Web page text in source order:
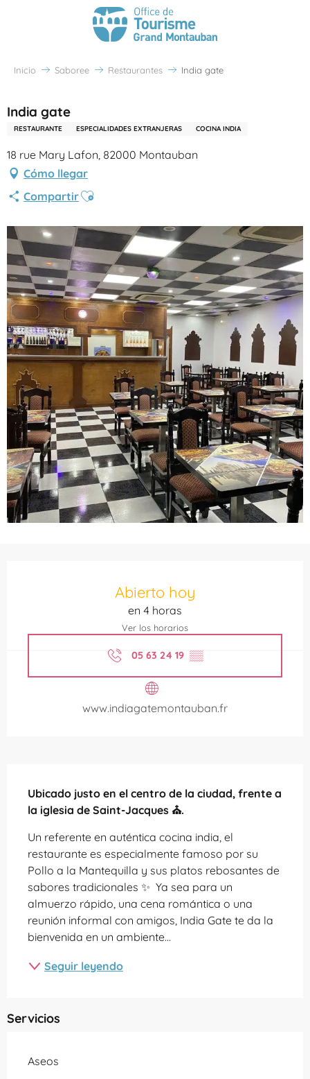
Inicio Saboree Restaurantes India gate
India gate
RESTAURANTE ESPECIALIDADES EXTRANJERAS COCINA INDIA
18 rue Mary Lafon, 82000 Montauban
Cómo llegar
CompartirAjouter aux favoris
Abierto hoy
en 4 horas
Ver los horarios
05 63 24 19 ▒▒
www.indiagatemontauban.fr
Ubicado justo en el centro de la ciudad, frente a
la iglesia de Saint-Jacques ⛪.
Un referente en auténtica cocina india, el
restaurante es especialmente famoso por su
Pollo a la Mantequilla y sus platos rebosantes de
sabores tradicionales ️✨ ️ Ya sea para un
almuerzo rápido, una cena romántica o una
reunión informal con amigos, India Gate te da la
bienvenida en un ambiente...
Seguir leyendo
Servicios
Aseos